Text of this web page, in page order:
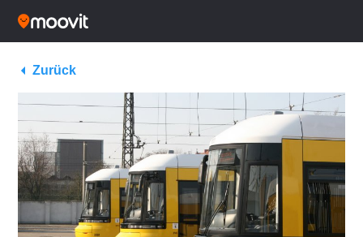
Zurück